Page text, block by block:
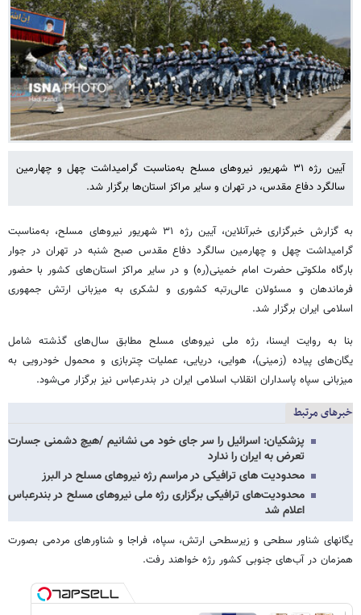
آیین رژه ۳۱ شهریور نیروهای مسلح به‌مناسبت گرامیداشت چهل و چهارمین
سالگرد دفاع مقدس، در تهران و سایر مراکز استان‌ها برگزار شد.
به گزارش خبرگزاری خبرآنلاین، آیین رژه ۳۱ شهریور نیروهای مسلح، به‌مناسبت
گرامیداشت چهل و چهارمین سالگرد دفاع مقدس صبح شنبه در تهران در جوار
بارگاه ملکوتی حضرت امام خمینی(ره) و در سایر مراکز استان‌های کشور با حضور
فرماندهان و مسئولان عالی‌رتبه کشوری و لشکری به میزبانی ارتش جمهوری
اسلامی ایران برگزار شد.
بنا به روایت ایسنا، رژه ملی نیروهای مسلح مطابق سال‌های گذشته شامل
یگان‌های پیاده (زمینی)، هوایی، دریایی، عملیات چتربازی و محمول خودرویی به
میزبانی سپاه پاسداران انقلاب اسلامی ایران در بندرعباس نیز برگزار می‌شود.
خبرهای مرتبط
پزشکیان: اسرائیل را سر جای خود می نشانیم /هیچ دشمنی جسارت
تعرض به ایران را ندارد
محدودیت های ترافیکی در مراسم رژه نیروهای مسلح در البرز
محدودیت‌های ترافیکی برگزاری رژه ملی نیروهای مسلح در بندرعباس
اعلام شد
یگانهای شناور سطحی و زیرسطحی ارتش، سپاه، فراجا و شناورهای مردمی بصورت
همزمان در آب‌های جنوبی کشور رژه خواهند رفت.